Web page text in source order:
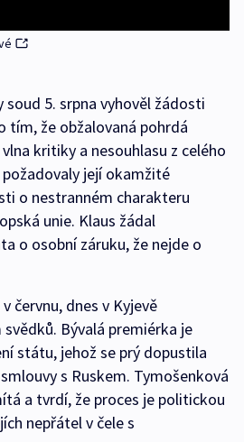
5. srpna vyhověl žádosti
tím, že obžalovaná pohrdá
kritiky a nesouhlasu z celého
požadovaly její okamžité
o nestranném charakteru
unie. Klaus žádal
o osobní záruku, že nejde o
červnu, dnes v Kyjevě
Bývalá premiérka je
státu, jehož se prý dopustila
s Ruskem. Tymošenková
a tvrdí, že proces je politickou
nepřátel v čele s